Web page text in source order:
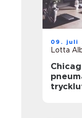
09. juli
Lotta